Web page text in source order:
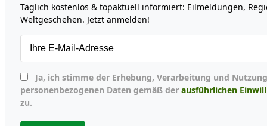
Täglich kostenlos & topaktuell informiert: Eilmeldungen,
Weltgeschehen. Jetzt anmelden!
personenbezogenen Daten gemäß der ausführlichen
zu.